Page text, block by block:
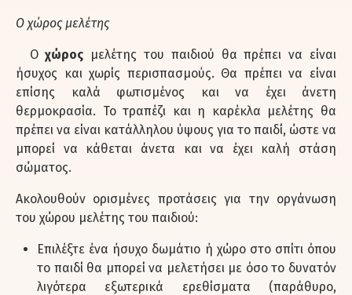
Ο χώρος μελέτης
Οχώρος μελέτης του παιδιού θα πρέπει να είναι
ήσυχος και χωρίς περισπασμούς. Θα πρέπει να είναι
επίσης καλά φωτισμένος και να έχει άνετη
θερμοκρασία. Το τραπέζι και η καρέκλα μελέτης θα
πρέπει να είναι κατάλληλου ύψους για το παιδί, ώστε να
μπορεί να κάθεται άνετα και να έχει καλή στάση
σώματος.
Ακολουθούν ορισμένες προτάσεις για την οργάνωση
του χώρου μελέτης του παιδιού:
Επιλέξτε ένα ήσυχο δωμάτιο ή χώρο στο σπίτι όπου
το παιδί θα μπορεί να μελετήσει με όσο το δυνατόν
λιγότερα εξωτερικά ερεθίσματα (παράθυρο,